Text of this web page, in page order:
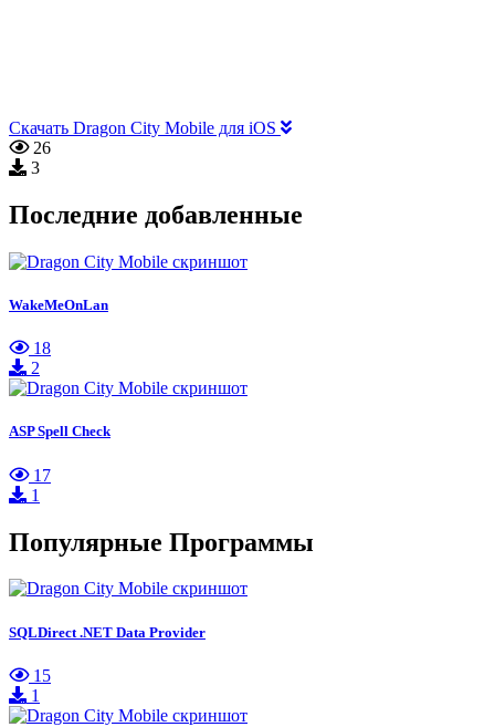
Скачать Dragon City Mobile для iOS
26
3
Последние добавленные
WakeMeOnLan
18
2
ASP Spell Check
17
1
Популярные Программы
SQLDirect .NET Data Provider
15
1